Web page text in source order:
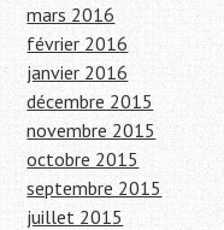
mars 2016
février 2016
janvier 2016
décembre 2015
novembre 2015
octobre 2015
septembre 2015
juillet 2015